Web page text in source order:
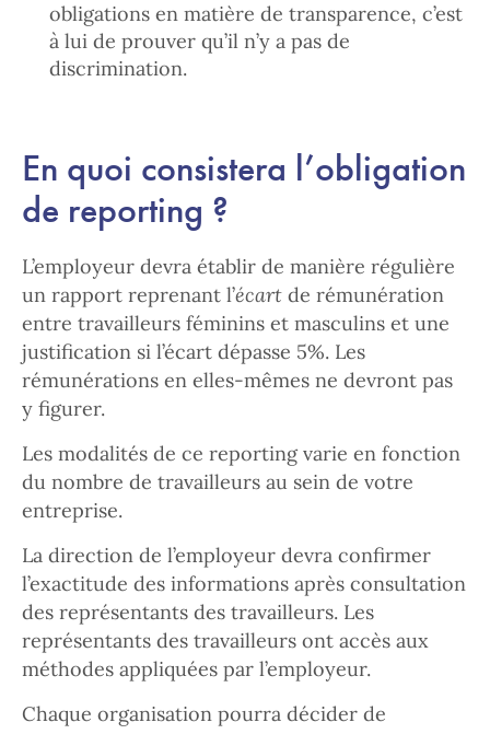
obligations en matière de transparence, c’est
à lui de prouver qu’il n’y a pas de
discrimination.
En quoi consistera l’obligation
de reporting ?
L’employeur devra établir de manière régulière
un rapport reprenant l’écart de rémunération
entre travailleurs féminins et masculins et une
justification si l’écart dépasse 5%. Les
rémunérations en elles-mêmes ne devront pas
y figurer.
Les modalités de ce reporting varie en fonction
du nombre de travailleurs au sein de votre
entreprise.
La direction de l’employeur devra confirmer
l’exactitude des informations après consultation
des représentants des travailleurs. Les
représentants des travailleurs ont accès aux
méthodes appliquées par l’employeur.
Chaque organisation pourra décider de